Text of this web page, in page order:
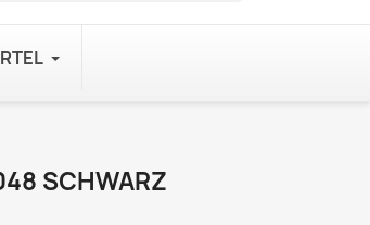
SCHWARZ